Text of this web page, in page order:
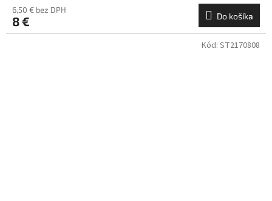
6,50 € bez DPH
8 € Do košíka
Kód: ST2170808